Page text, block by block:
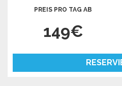
PREIS PRO TAG AB
149€